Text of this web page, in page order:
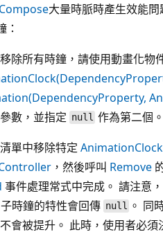
Compose大量時脈時產生效能
：
除所有時鐘，請使用動畫化物
數，並指定 null 作為第二個
單中移除特定 AnimationClock
，然後呼叫 Remove
事件處理常式中完成。 請注意
子時鐘的特性會回傳 null 。 同
會被提升。 此時，使用者必須